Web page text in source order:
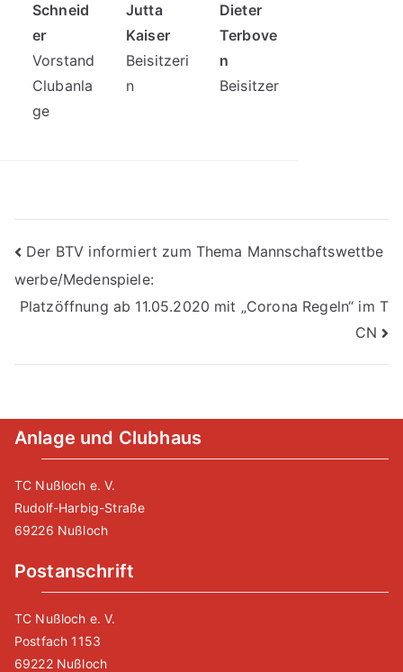
Schneid
er
Vorstand
Clubanla
ge
Jutta
Kaiser
Beisitzeri
n
Dieter
Terbove
n
Beisitzer
Beitragsnavigation
Der BTV informiert zum Thema Mannschaftswettbe
werbe/Medenspiele:
Platzöffnung ab 11.05.2020 mit „Corona Regeln“ im T
CN
Anlage und Clubhaus
TC Nußloch e. V.
Rudolf-Harbig-Straße
69226 Nußloch
Postanschrift
TC Nußloch e. V.
Postfach 1153
69222 Nußloch